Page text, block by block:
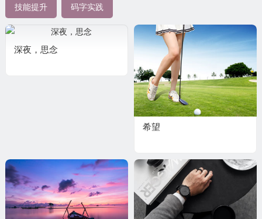
技能提升 码字实践
深夜，思念
希望